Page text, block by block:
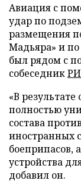
Авиация с
удар по
размещения
Мадьяра» и
был рядом с
собеседник
«В
полностью
состава
иностранных
боеприпасов,
устройства
добавил он.